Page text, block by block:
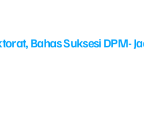
Bahas Suksesi DPM-